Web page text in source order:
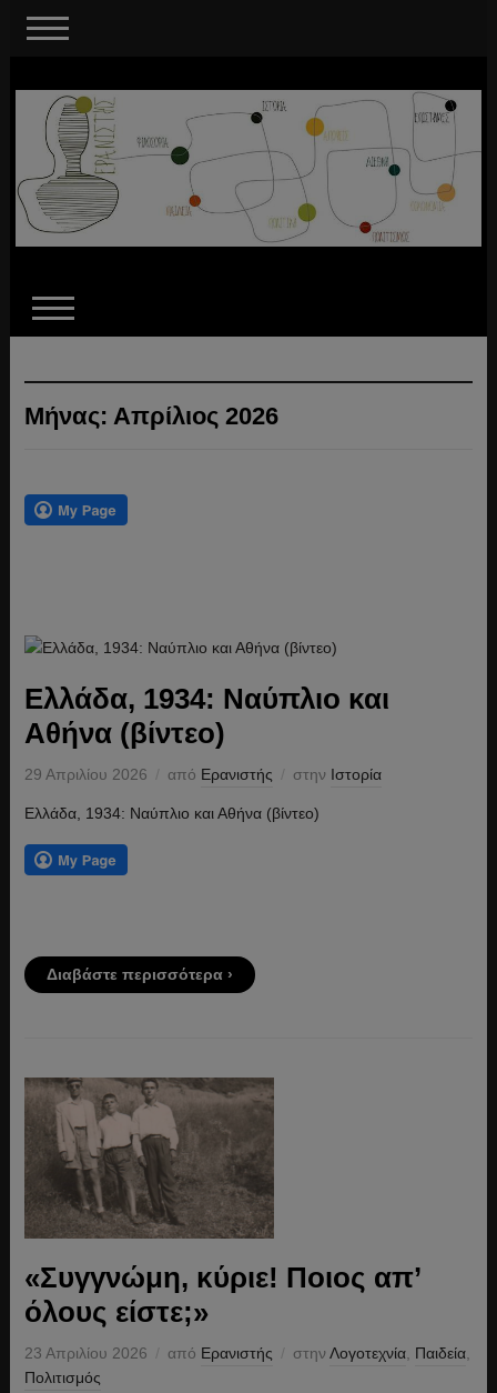
Μήνας: Απρίλιος 2026
Ελλάδα, 1934: Ναύπλιο και
Αθήνα (βίντεο)
29 Απριλίου 2026 από Ερανιστής στην Ιστορία
Ελλάδα, 1934: Ναύπλιο και Αθήνα (βίντεο)
Διαβάστε περισσότερα ›
«Συγγνώμη, κύριε! Ποιος απ’
όλους είστε;»
23 Απριλίου 2026 από Ερανιστής στηνΛογοτεχνία, Παιδεία,
Πολιτισμός